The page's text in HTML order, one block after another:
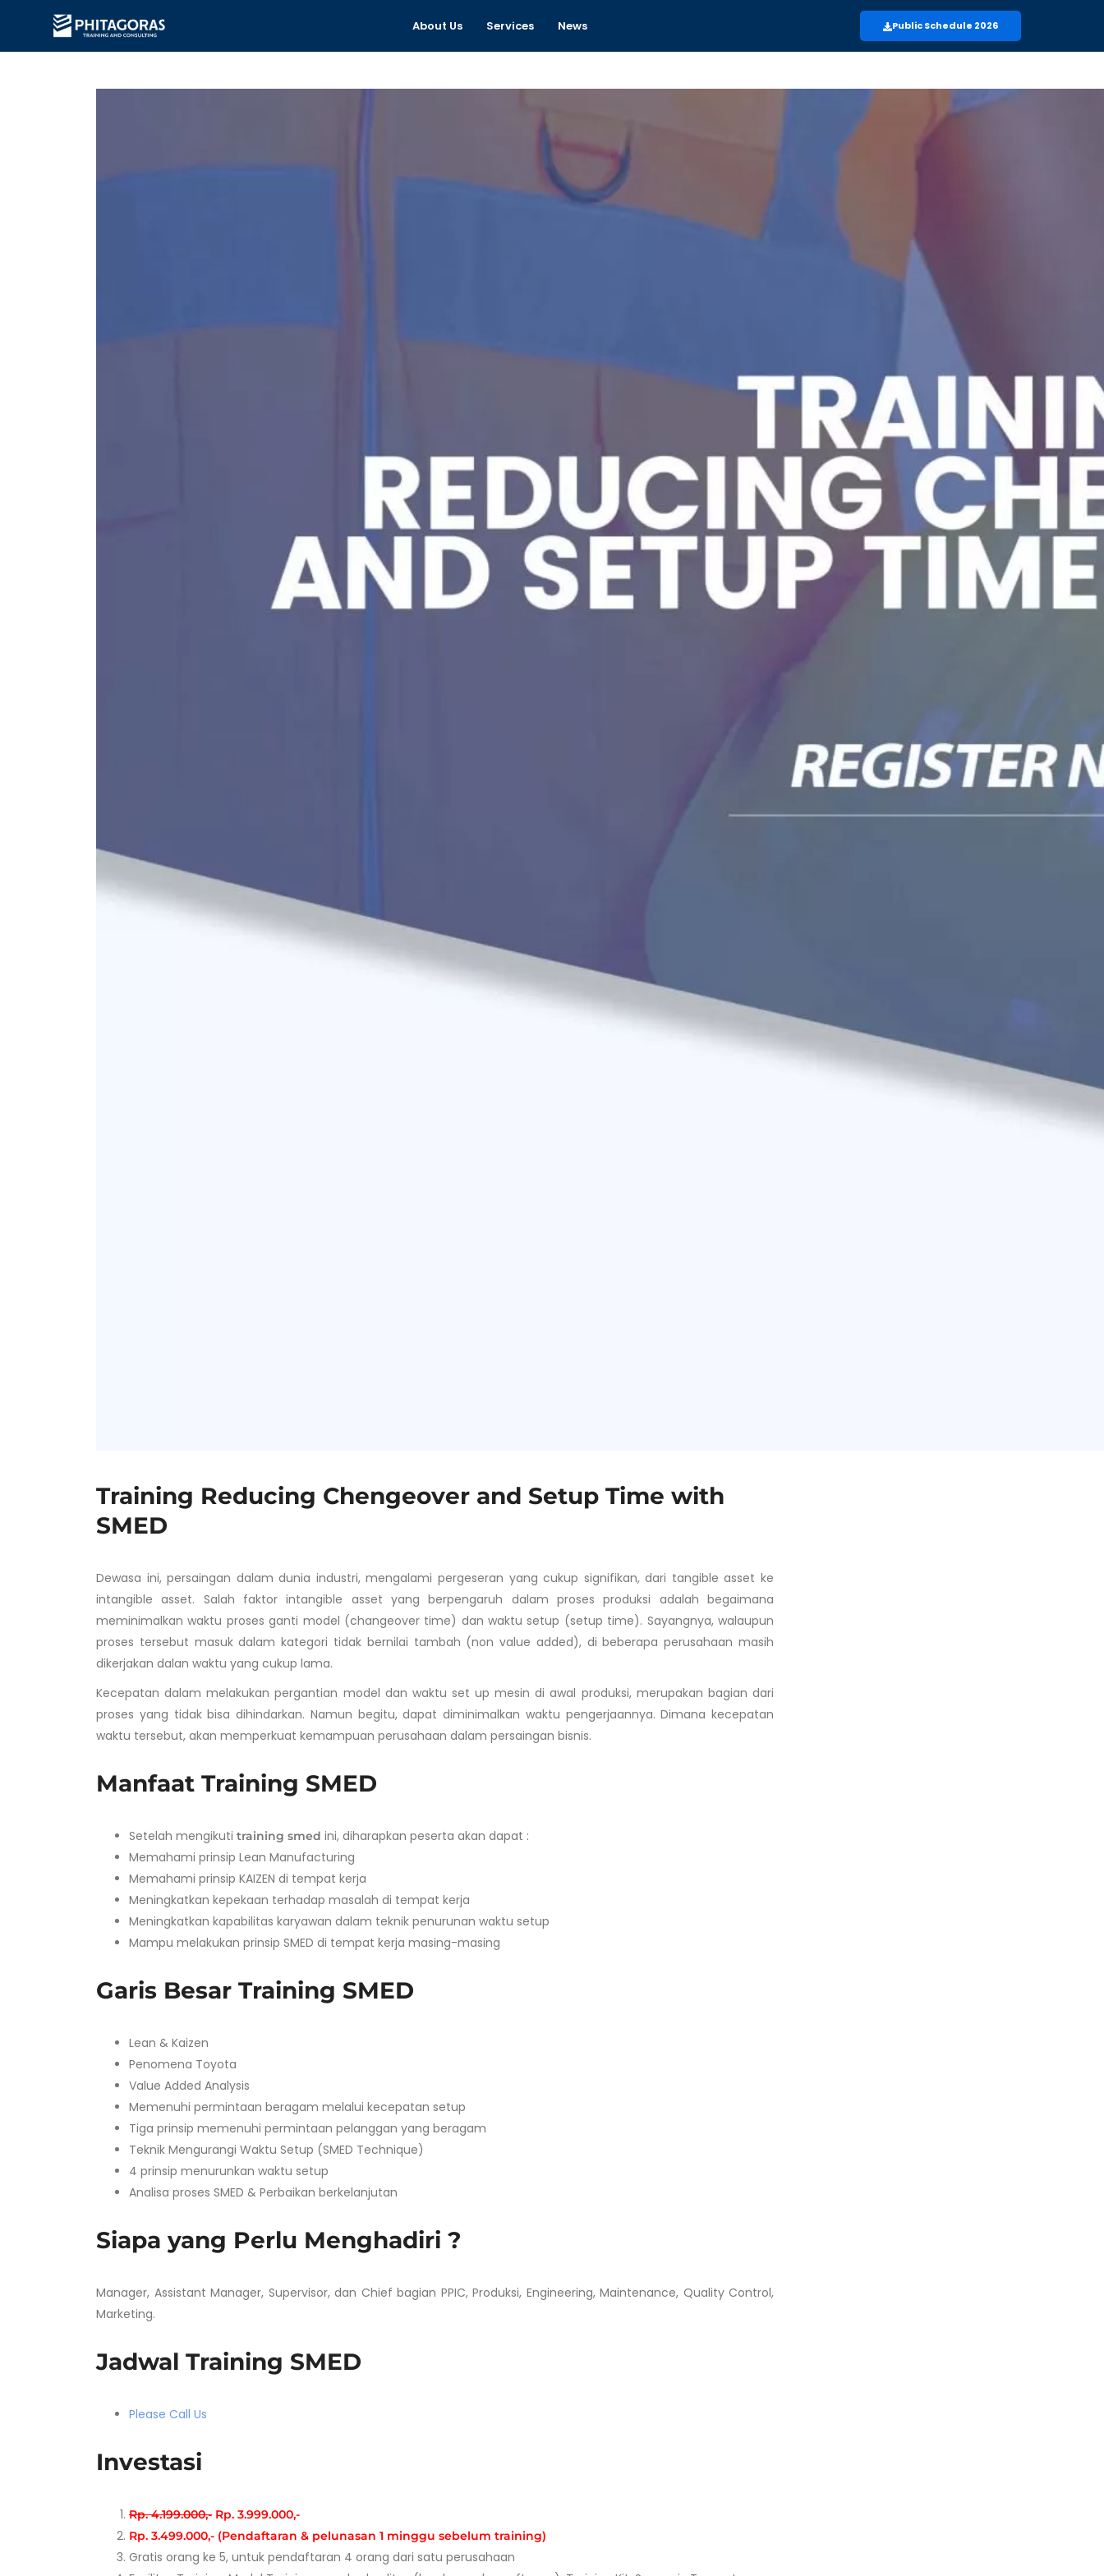
About Us Services News Public Schedule 2026
Training Reducing Chengeover and Setup Time with
SMED
Dewasa ini, persaingan dalam dunia industri, mengalami pergeseran yang cukup signifikan, dari tangible asset ke
intangible asset. Salah faktor intangible asset yang berpengaruh dalam proses produksi adalah begaimana
meminimalkan waktu proses ganti model (changeover time) dan waktu setup (setup time). Sayangnya, walaupun
proses tersebut masuk dalam kategori tidak bernilai tambah (non value added), di beberapa perusahaan masih
dikerjakan dalan waktu yang cukup lama.
Kecepatan dalam melakukan pergantian model dan waktu set up mesin di awal produksi, merupakan bagian dari
proses yang tidak bisa dihindarkan. Namun begitu, dapat diminimalkan waktu pengerjaannya. Dimana kecepatan
waktu tersebut, akan memperkuat kemampuan perusahaan dalam persaingan bisnis.
Manfaat Training SMED
Setelah mengikuti training smed ini, diharapkan peserta akan dapat :
Memahami prinsip Lean Manufacturing
Memahami prinsip KAIZEN di tempat kerja
Meningkatkan kepekaan terhadap masalah di tempat kerja
Meningkatkan kapabilitas karyawan dalam teknik penurunan waktu setup
Mampu melakukan prinsip SMED di tempat kerja masing-masing
Garis Besar Training SMED
Lean & Kaizen
Penomena Toyota
Value Added Analysis
Memenuhi permintaan beragam melalui kecepatan setup
Tiga prinsip memenuhi permintaan pelanggan yang beragam
Teknik Mengurangi Waktu Setup (SMED Technique)
4 prinsip menurunkan waktu setup
Analisa proses SMED & Perbaikan berkelanjutan
Siapa yang Perlu Menghadiri ?
Manager, Assistant Manager, Supervisor, dan Chief bagian PPIC, Produksi, Engineering, Maintenance, Quality Control,
Marketing.
Jadwal Training SMED
Please Call Us
Investasi
Rp. 4.199.000,- Rp. 3.999.000,-
Rp. 3.499.000,- (Pendaftaran & pelunasan 1 minggu sebelum training)
Gratis orang ke 5, untuk pendaftaran 4 orang dari satu perusahaan